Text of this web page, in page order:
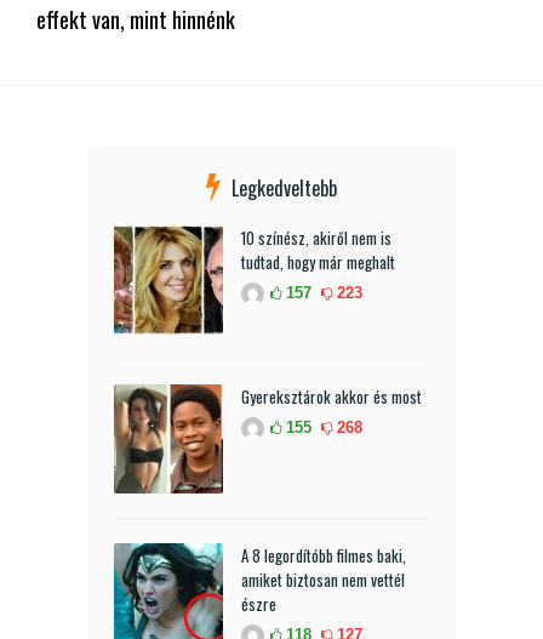
effekt van, mint hinnénk
Legkedveltebb
10 színész, akiről nem is
tudtad, hogy már meghalt
157 223
Gyereksztárok akkor és most
155 268
A 8 legordítóbb filmes baki,
amiket biztosan nem vettél
észre
118 127